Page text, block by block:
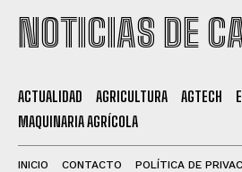
NOTICIAS DE
ACTUALIDAD AGRICULTURA AGTECH
MAQUINARIA AGRÍCOLA
INICIO CONTACTO
POLÍTICA DE